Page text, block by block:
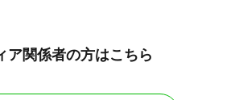
ア関係者の方はこちら